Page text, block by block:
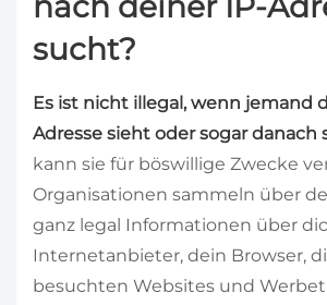
sucht?
Es ist nicht illegal, wenn jemand
Adresse sieht oder sogar danach
kann sie für böswillige Zwecke
Organisationen sammeln über
ganz legal Informationen über
Internetanbieter, dein Browser,
besuchten Websites und